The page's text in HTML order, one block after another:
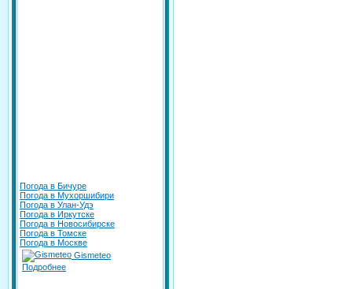
Погода в Бичуре
Погода в Мухоршибири
Погода в Улан-Удэ
Погода в Иркутске
Погода в Новосибирске
Погода в Томске
Погода в Москве
Gismeteo
Подробнее